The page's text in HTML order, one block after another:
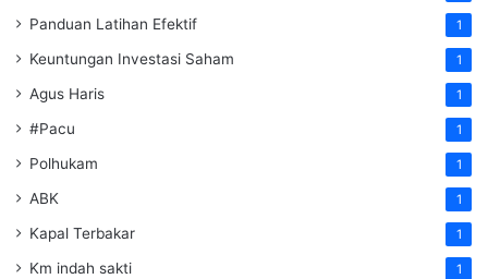
Panduan Latihan Efektif 1
Keuntungan Investasi Saham 1
Agus Haris 1
#Pacu 1
Polhukam 1
ABK 1
Kapal Terbakar 1
Km indah sakti 1